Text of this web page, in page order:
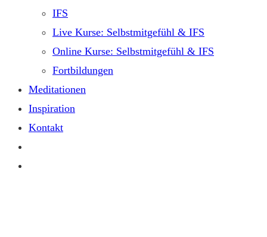
IFS
Live Kurse: Selbstmitgefühl & IFS
Online Kurse: Selbstmitgefühl & IFS
Fortbildungen
Meditationen
Inspiration
Kontakt